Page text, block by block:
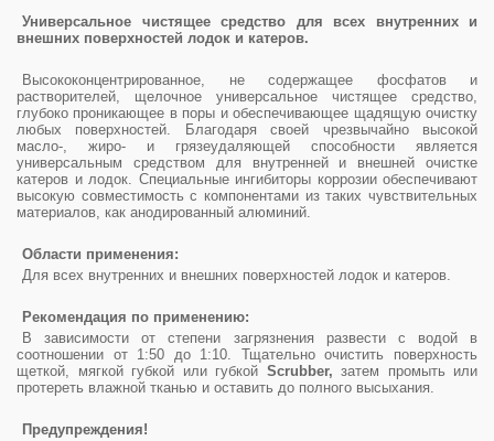
Универсальное чистящее средство для всех внутренних и
внешних поверхностей лодок и катеров.
Высококонцентрированное, не содержащее фосфатов и
растворителей, щелочное универсальное чистящее средство,
глубоко проникающее в поры и обеспечивающее щадящую очистку
любых поверхностей. Благодаря своей чрезвычайно высокой
масло-, жиро- и грязеудаляющей способности является
универсальным средством для внутренней и внешней очистке
катеров и лодок. Специальные ингибиторы коррозии обеспечивают
высокую совместимость с компонентами из таких чувствительных
материалов, как анодированный алюминий.
Области применения:
Для всех внутренних и внешних поверхностей лодок и катеров.
Рекомендация по применению:
В зависимости от степени загрязнения развести с водой в
соотношении от 1:50 до 1:10. Тщательно очистить поверхность
щеткой, мягкой губкой или губкой Scrubber, затем промыть или
протереть влажной тканью и оставить до полного высыхания.
Предупреждения!